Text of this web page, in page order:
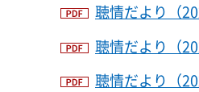
聴情だより（
聴情だより（
聴情だより（